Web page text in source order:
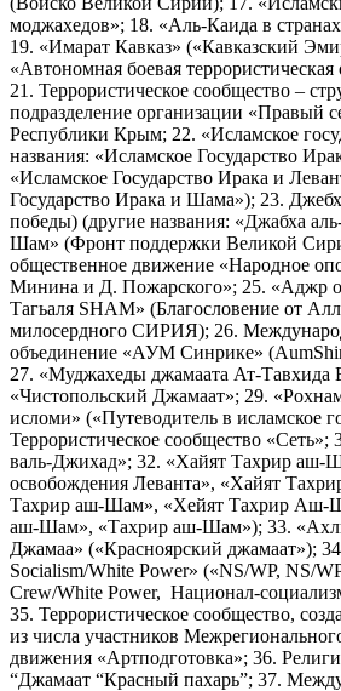
моджахедов»; 18. «Аль-Каида в
19. «Имарат Кавказ» («Кавказский
«Автономная боевая
21. Террористическое сообщество –
подразделение организации «Правый
Республики Крым; 22. «Исламское
названия: «Исламское Государство
«Исламское Государство Ирака и
Государство Ирака и Шама»); 23.
победы) (другие названия: «Джабха
Шам» (Фронт поддержки Великой
общественное движение «Народное
Минина и Д. Пожарского»; 25. «Аджр
Тагьаля SHAM» (Благословение от
милосердного СИРИЯ); 26.
объединение «АУМ Синрике»
27. «Муджахеды джамаата Ат-Тавхида
«Чистопольский Джамаат»; 29.
исломи» («Путеводитель в исламское
Террористическое сообщество «Сеть»;
валь-Джихад»; 32. «Хайят Тахрир аш-
освобождения Леванта», «Хайят
Тахрир аш-Шам», «Хейят Тахрир Аш-
аш-Шам», «Тахрир аш-Шам»); 33.
Джамаа» («Красноярский джамаат»);
Socialism/White Power» («NS/WP, NS/
Crew/White Power, Национал-
35. Террористическое сообщество,
из числа участников
движения «Артподготовка»; 36.
“Джамаат “Красный пахарь”; 37.